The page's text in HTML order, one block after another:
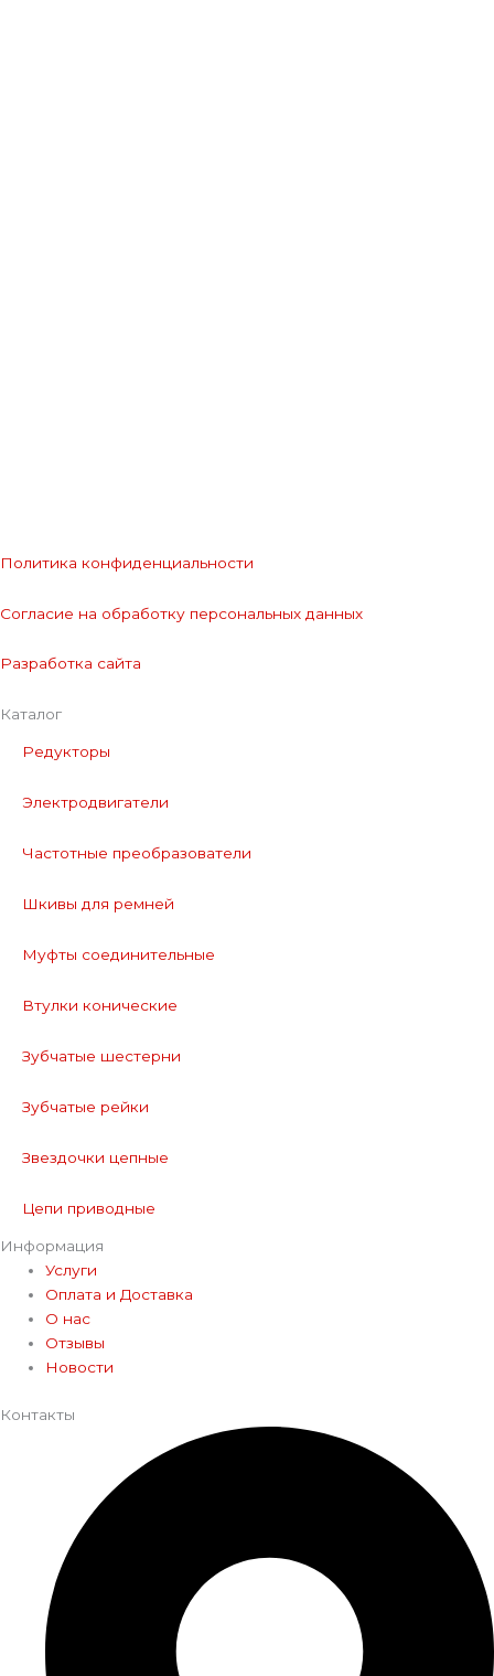
Политика конфиденциальности
Согласие на обработку персональных данных
Разработка сайта
Каталог
Редукторы
Электродвигатели
Частотные преобразователи
Шкивы для ремней
Муфты соединительные
Втулки конические
Зубчатые шестерни
Зубчатые рейки
Звездочки цепные
Цепи приводные
Информация
Услуги
Оплата и Доставка
О нас
Отзывы
Новости
Контакты